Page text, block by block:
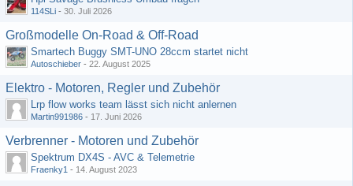
114SLi - 30. Juli 2026
Großmodelle On-Road & Off-Road
Smartech Buggy SMT-UNO 28ccm startet nicht
Autoschieber - 22. August 2025
Elektro - Motoren, Regler und Zubehör
Lrp flow works team lässt sich nicht anlernen
Martin991986 - 17. Juni 2026
Verbrenner - Motoren und Zubehör
Spektrum DX4S - AVC & Telemetrie
Fraenky1 - 14. August 2023